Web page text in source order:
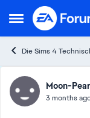
Open Side Menu
Skip to
Die Sims 4
Forum
Moon-
3 months